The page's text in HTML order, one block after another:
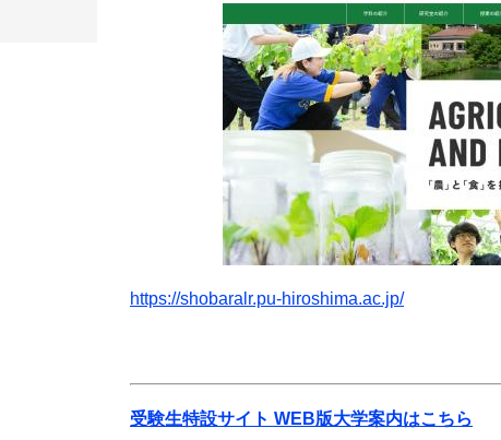
https://shobaralr.pu-hiroshima.ac.jp/
受験生特設サイト WEB版大学案内はこちら